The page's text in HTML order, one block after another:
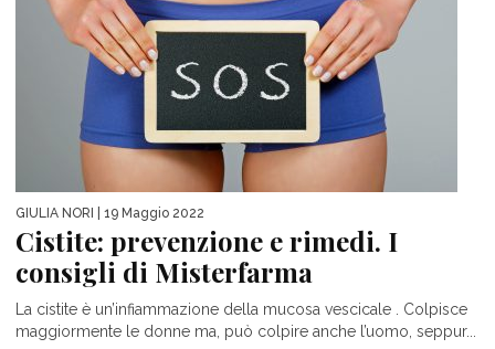
GIULIA NORI | 19 Maggio 2022
Cistite: prevenzione e rimedi. I
consigli di Misterfarma
La cistite è un’infiammazione della mucosa vescicale . Colpisce
maggiormente le donne ma, può colpire anche l’uomo, seppur...